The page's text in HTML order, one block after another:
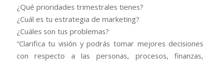
¿Qué prioridades trimestrales tienes?
¿Cuál es tu estrategia de marketing?
¿Cuáles son tus problemas?
“Clarifica tu visión y podrás tomar mejores decisiones
con respecto a las personas, procesos, finanzas,